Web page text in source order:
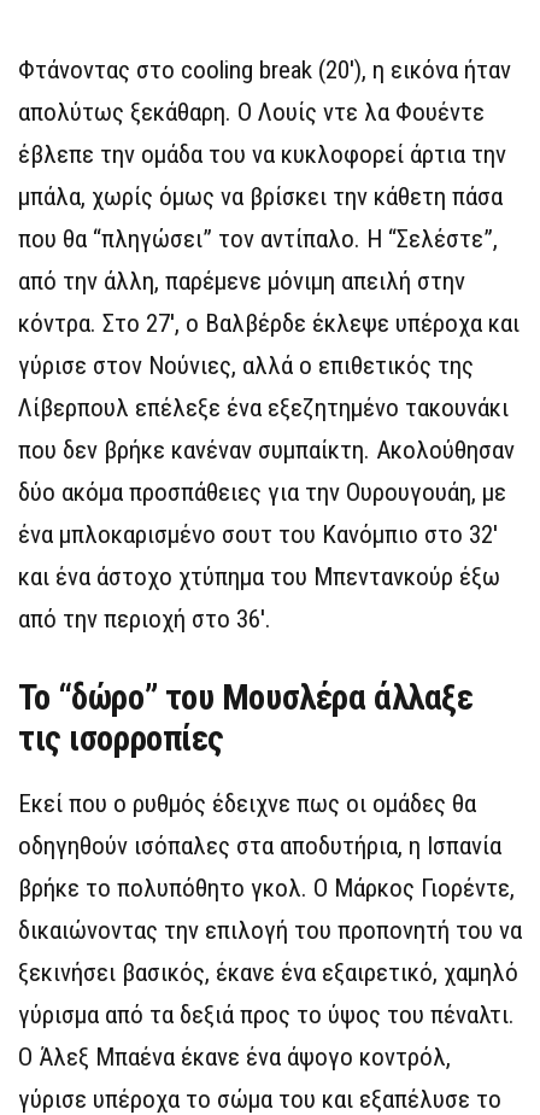
Φτάνοντας στο cooling break (20′), η εικόνα ήταν
απολύτως ξεκάθαρη. Ο Λουίς ντε λα Φουέντε
έβλεπε την ομάδα του να κυκλοφορεί άρτια την
μπάλα, χωρίς όμως να βρίσκει την κάθετη πάσα
που θα “πληγώσει” τον αντίπαλο. Η “Σελέστε”,
από την άλλη, παρέμενε μόνιμη απειλή στην
κόντρα. Στο 27′, ο Βαλβέρδε έκλεψε υπέροχα και
γύρισε στον Νούνιες, αλλά ο επιθετικός της
Λίβερπουλ επέλεξε ένα εξεζητημένο τακουνάκι
που δεν βρήκε κανέναν συμπαίκτη. Ακολούθησαν
δύο ακόμα προσπάθειες για την Ουρουγουάη, με
ένα μπλοκαρισμένο σουτ του Κανόμπιο στο 32′
και ένα άστοχο χτύπημα του Μπεντανκούρ έξω
από την περιοχή στο 36′.
Το “δώρο” του Μουσλέρα άλλαξε
τις ισορροπίες
Εκεί που ο ρυθμός έδειχνε πως οι ομάδες θα
οδηγηθούν ισόπαλες στα αποδυτήρια, η Ισπανία
βρήκε το πολυπόθητο γκολ. Ο Μάρκος Γιορέντε,
δικαιώνοντας την επιλογή του προπονητή του να
ξεκινήσει βασικός, έκανε ένα εξαιρετικό, χαμηλό
γύρισμα από τα δεξιά προς το ύψος του πέναλτι.
Ο Άλεξ Μπαένα έκανε ένα άψογο κοντρόλ,
γύρισε υπέροχα το σώμα του και εξαπέλυσε το